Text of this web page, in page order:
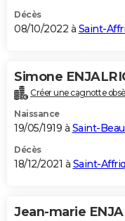
Décès
08/10/2022 à Saint-
Simone
Créer une cagnotte
Naissance
19/05/1919 à Saint-
Décès
18/12/2021 à Saint-
Jean-marie